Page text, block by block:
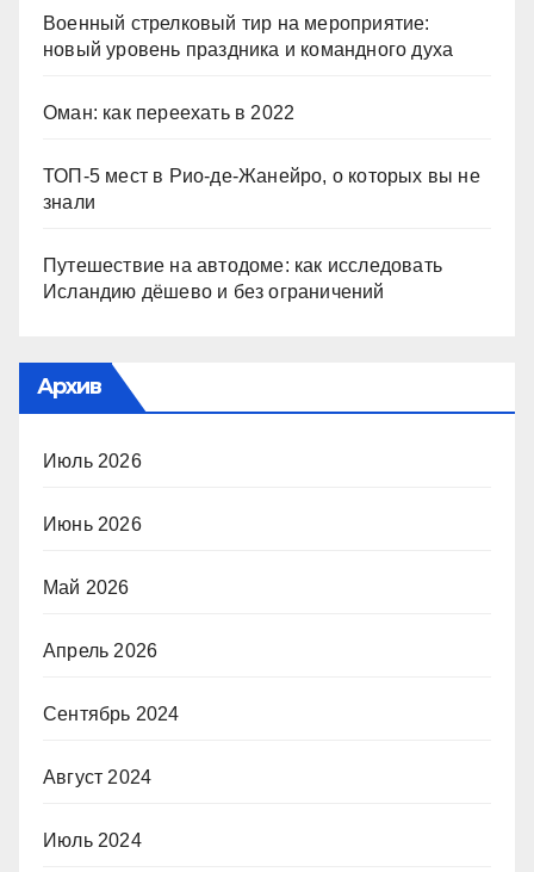
Военный стрелковый тир на мероприятие:
новый уровень праздника и командного духа
Оман: как переехать в 2022
ТОП-5 мест в Рио-де-Жанейро, о которых вы не
знали
Путешествие на автодоме: как исследовать
Исландию дёшево и без ограничений
Архив
Июль 2026
Июнь 2026
Май 2026
Апрель 2026
Сентябрь 2024
Август 2024
Июль 2024